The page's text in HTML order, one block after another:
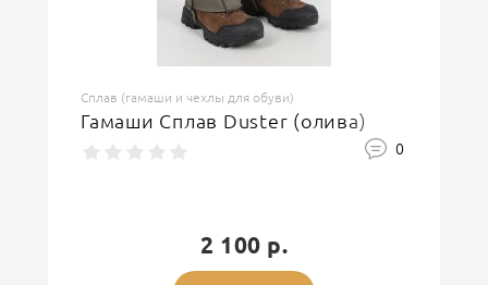
Сплав (гамаши и чехлы для обуви)
Гамаши Сплав Duster (олива)
0
2 100 р.